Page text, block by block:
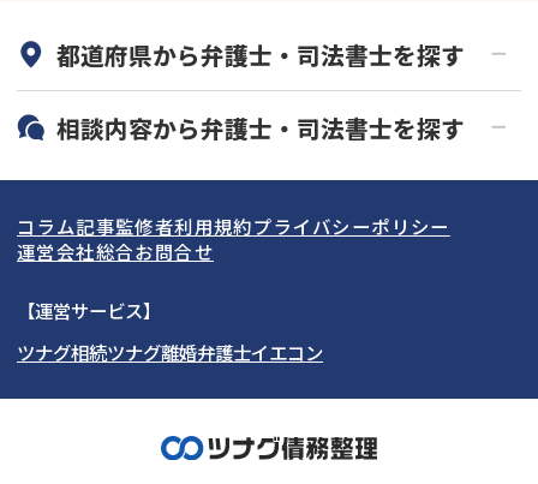
初回相談無料
土日祝の相談可能
都道府県から弁護士・司法書士を探す
北海道・東北
北海道 青森県
岩手県 宮城県
秋田県
福島県
関東
東京都 神奈川県
埼玉県
茨城県 群馬県
東海
愛知県
岐阜県 山梨県
関西
大阪府 京都府
奈良県
北陸・甲信越
石川県
相談内容から弁護士・司法書士を探す
任意整理
個人再生
会社破産・法人破産
消費者金融・サラ金
カードローン・クレジッ
ト会社
奨学金
コラム記事監修者利用規約プライバシーポリシー
運営会社総合お問合せ
【運営サービス】
ツナグ相続ツナグ離婚弁護士イエコン